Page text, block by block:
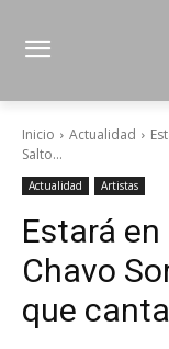
Inicio Actualidad
Salto...
Actualidad Artistas
Estará
Chavo
que